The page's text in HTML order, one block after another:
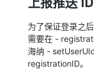
为了保证登录之
需要在 -
海纳 -
registrationID。